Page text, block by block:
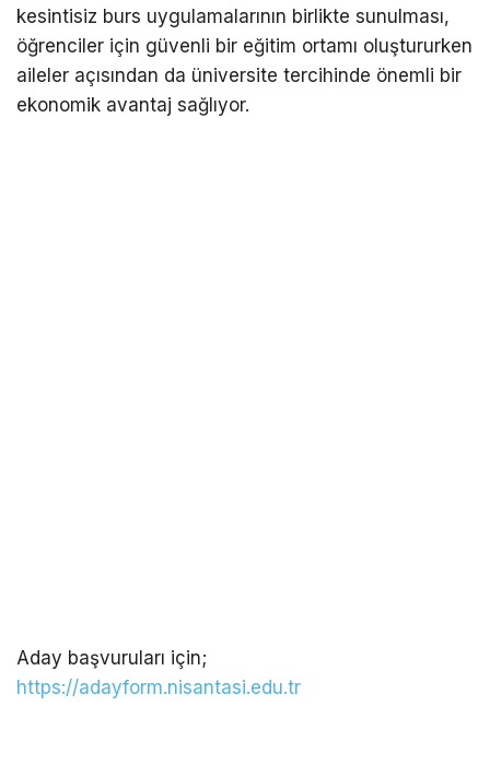
kesintisiz burs uygulamalarının birlikte sunulması,
öğrenciler için güvenli bir eğitim ortamı oluştururken
aileler açısından da üniversite tercihinde önemli bir
ekonomik avantaj sağlıyor.
Aday başvuruları için;
https://adayform.nisantasi.edu.tr